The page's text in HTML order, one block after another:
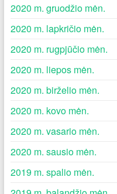
2020 m. gruodžio mėn.
2020 m. lapkričio mėn.
2020 m. rugpjūčio mėn.
2020 m. liepos mėn.
2020 m. birželio mėn.
2020 m. kovo mėn.
2020 m. vasario mėn.
2020 m. sausio mėn.
2019 m. spalio mėn.